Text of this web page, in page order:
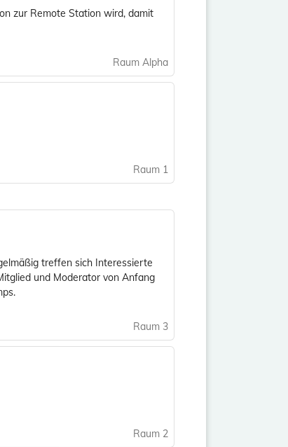
zur Remote Station wird, damit
Raum Alpha
Raum 1
treffen sich Interessierte
und Moderator von Anfang
Raum 3
Raum 2